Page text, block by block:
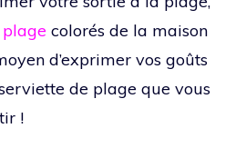
colorés de la maison
d’exprimer vos goûts
de plage que vous
!